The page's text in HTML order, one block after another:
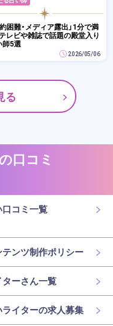
約困難・メディア露出」1分で満
レビや雑誌で話題の殿堂入り
師5選
2026/05/06
る
口コミ
コミ一覧
テンツ制作ポリシー
ターさん一覧
イターの求人募集